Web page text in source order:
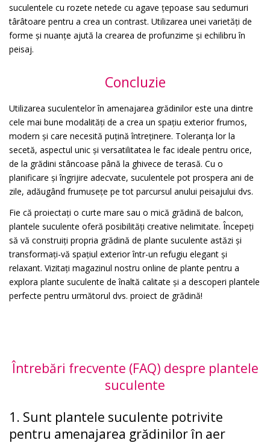
suculentele cu rozete netede cu agave țepoase sau sedumuri
târâtoare pentru a crea un contrast. Utilizarea unei varietăți de
forme și nuanțe ajută la crearea de profunzime și echilibru în
peisaj.
Concluzie
Utilizarea suculentelor în amenajarea grădinilor este una dintre
cele mai bune modalități de a crea un spațiu exterior frumos,
modern și care necesită puțină întreținere. Toleranța lor la
secetă, aspectul unic și versatilitatea le fac ideale pentru orice,
de la grădini stâncoase până la ghivece de terasă. Cu o
planificare și îngrijire adecvate, suculentele pot prospera ani de
zile, adăugând frumusețe pe tot parcursul anului peisajului dvs.
Fie că proiectați o curte mare sau o mică grădină de balcon,
plantele suculente oferă posibilități creative nelimitate. Începeți
să vă construiți propria grădină de plante suculente astăzi și
transformați-vă spațiul exterior într-un refugiu elegant și
relaxant. Vizitați magazinul nostru online de plante pentru a
explora plante suculente de înaltă calitate și a descoperi plantele
perfecte pentru următorul dvs. proiect de grădină!
Întrebări frecvente (FAQ) despre plantele
suculente
1. Sunt plantele suculente potrivite
pentru amenajarea grădinilor în aer